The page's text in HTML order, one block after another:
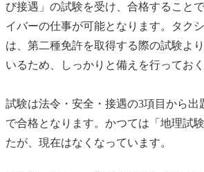
び接遇」の試験を受け、合格すること
イバーの仕事が可能となります。タク
は、第二種免許を取得する際の試験よ
いるため、しっかりと備えを行ってお
試験は法令・安全・接遇の3項目から出
で合格となります。かつては「地理試
たが、現在はなくなっています。